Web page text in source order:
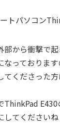
トパソコン
部から衝撃で
っております
てくださった
ThinkPad
してくださいね